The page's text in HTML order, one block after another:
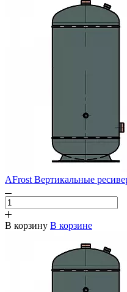
AFrost Вертикальные
В корзину В корзине